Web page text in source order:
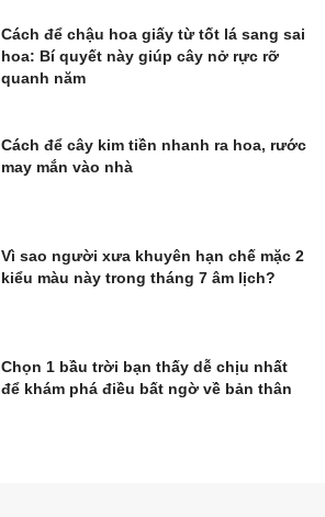
Cách để chậu hoa giấy từ tốt lá sang sai
hoa: Bí quyết này giúp cây nở rực rỡ
quanh năm
Cách để cây kim tiền nhanh ra hoa, rước
may mắn vào nhà
Vì sao người xưa khuyên hạn chế mặc 2
kiểu màu này trong tháng 7 âm lịch?
Chọn 1 bầu trời bạn thấy dễ chịu nhất
để khám phá điều bất ngờ về bản thân